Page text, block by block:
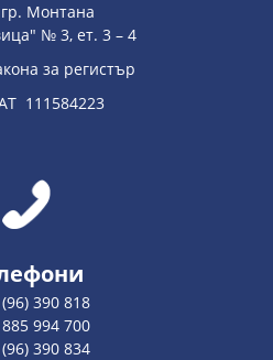
Монтана
№ 3, ет. 3 – 4
за регистър
111584223
390 818
994 700
390 834